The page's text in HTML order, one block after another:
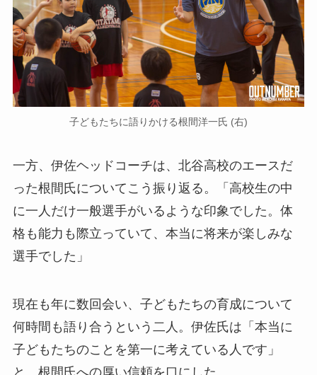
子どもたちに語りかける根間洋一氏 (右)
一方、伊佐ヘッドコーチは、北谷高校のエースだ
った根間氏についてこう振り返る。「高校生の中
に一人だけ一般選手がいるような印象でした。体
格も能力も際立っていて、本当に将来が楽しみな
選手でした」
現在も年に数回会い、子どもたちの育成について
何時間も語り合うという二人。伊佐氏は「本当に
子どもたちのことを第一に考えている人です」
と、根間氏への厚い信頼を口にした。